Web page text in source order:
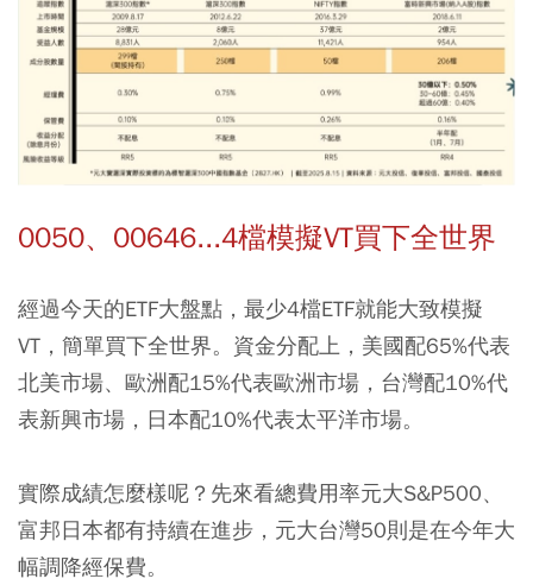
0050、00646...4檔模擬VT買下全世界
經過今天的ETF大盤點，最少4檔ETF就能大致模擬
VT，簡單買下全世界。資金分配上，美國配65%代表
北美市場、歐洲配15%代表歐洲市場，台灣配10%代
表新興市場，日本配10%代表太平洋市場。
實際成績怎麼樣呢？先來看總費用率元大S&P500、
富邦日本都有持續在進步，元大台灣50則是在今年大
幅調降經保費。